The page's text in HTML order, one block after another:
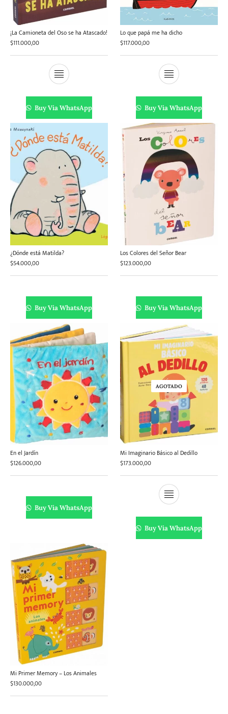
¡La Camioneta del Oso se ha Atascado!
$111.000,00
Buy Via WhatsApp
Lo que papá me ha dicho
$117.000,00
Buy Via WhatsApp
¿Dónde está Matilda?
$54.000,00
Buy Via WhatsApp
Los Colores del Señor Bear
$123.000,00
Buy Via WhatsApp
En el Jardín
$126.000,00
Buy Via WhatsApp
AGOTADO
Mi Imaginario Básico al Dedillo
$173.000,00
Buy Via WhatsApp
Mi Primer Memory – Los Animales
$130.000,00